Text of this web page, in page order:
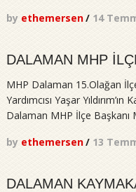
by ethemersen/ 14
DALAMAN MHP
MHP Dalaman 15.Olağan
Yardımcısı Yaşar
Dalaman MHP İlçe
by ethemersen/ 13
DALAMAN